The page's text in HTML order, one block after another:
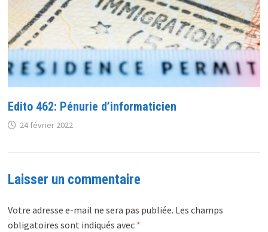
Edito 462: Pénurie d’informaticien
24 février 2022
Laisser un commentaire
Votre adresse e-mail ne sera pas publiée. Les champs
obligatoires sont indiqués avec *